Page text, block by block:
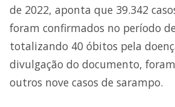
de 2022, aponta que 39.342
foram confirmados no período
totalizando 40 óbitos pela
divulgação do documento,
outros nove casos de sarampo.